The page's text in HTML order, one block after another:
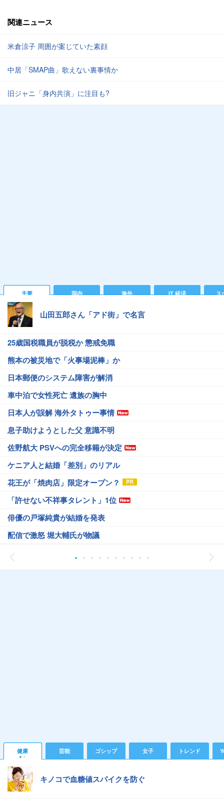
関連ニュース
米倉涼子 周囲が案じていた素顔
中居「SMAP曲」歌えない裏事情か
旧ジャニ「身内共演」に注目も?
主要 国内 海外 IT 経済 ス
山田五郎さん「アド街」で名言
25歳国税職員が脱税か 懲戒免職
熊本の被災地で「火事場泥棒」か
日本郵便のシステム障害が解消
車中泊で女性死亡 遺族の胸中
日本人が誤解 海外タトゥー事情
息子助けようとした父 意識不明
佐野航大 PSVへの完全移籍が決定
ケニア人と結婚「差別」のリアル
花王が「焼肉店」限定オープン？
「許せない不祥事タレント」1位
俳優の戸塚純貴が結婚を発表
配信で激怒 堀大輔氏が物議
健康 芸能 ゴシップ 女子 トレンド
キノコで血糖値スパイクを防ぐ